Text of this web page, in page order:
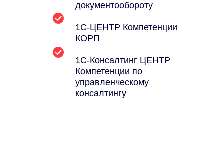
документообороту
1С-ЦЕНТР Компетенции
КОРП
1С-Консалтинг ЦЕНТР
Компетенции по
управленческому
консалтингу